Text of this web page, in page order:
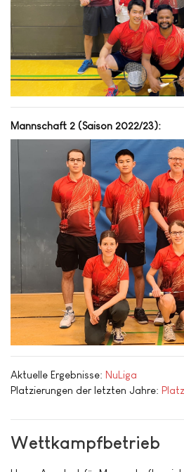
Mannschaft 2 (Saison 2022/23):
Aktuelle Ergebnisse: NuLiga
Platzierungen der letzten Jahre:
Wettkampfbetrieb